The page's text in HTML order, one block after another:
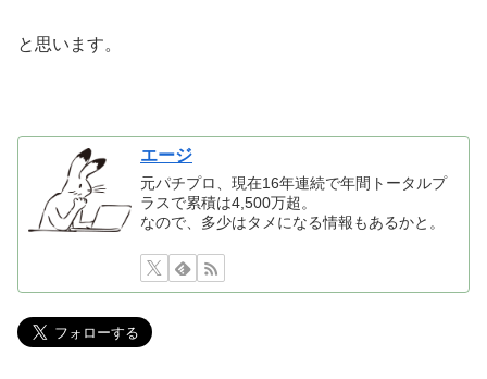
と思います。
エージ
元パチプロ、現在16年連続で年間トータルプ
ラスで累積は4,500万超。
なので、多少はタメになる情報もあるかと。